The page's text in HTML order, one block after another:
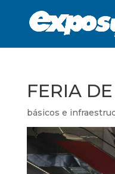
FERIA
básicos e